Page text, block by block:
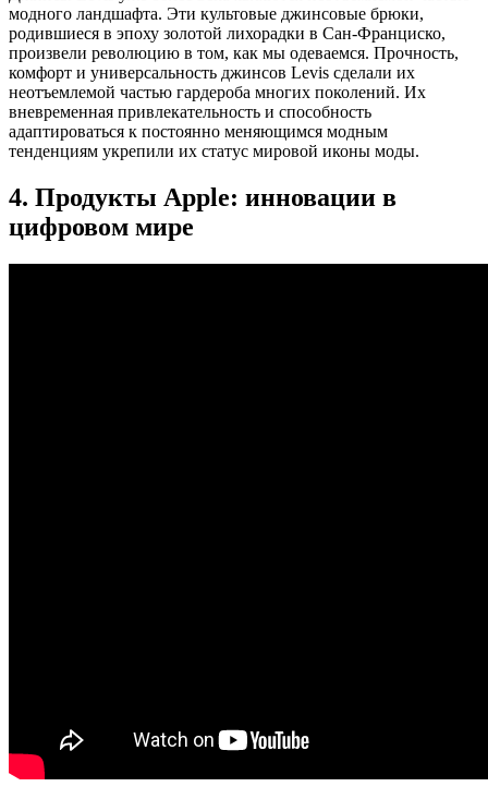
модного ландшафта. Эти культовые джинсовые брюки,
родившиеся в эпоху золотой лихорадки в Сан-Франциско,
произвели революцию в том, как мы одеваемся. Прочность,
комфорт и универсальность джинсов Levis сделали их
неотъемлемой частью гардероба многих поколений. Их
вневременная привлекательность и способность
адаптироваться к постоянно меняющимся модным
тенденциям укрепили их статус мировой иконы моды.
4. Продукты Apple: инновации в
цифровом мире